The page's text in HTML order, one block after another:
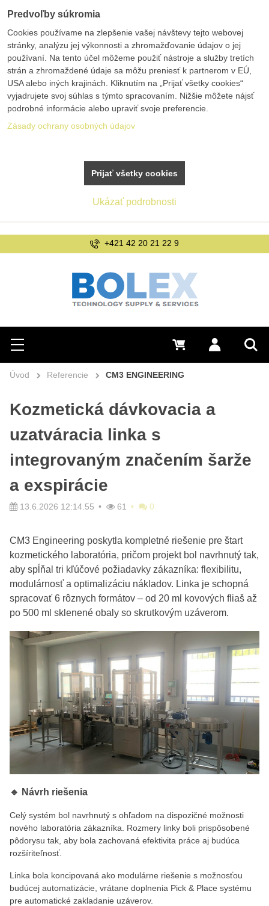
Hľadať
Menu Prihlásiť sa
0 €
+421 42 20 21 22 9
Úvod Referencie CM3 ENGINEERING
Kozmetická dávkovacia a
uzatváracia linka s
integrovaným značením šarže
a exspirácie
13.6.2026 12:14.55 61 0
CM3 Engineering poskytla kompletné riešenie pre štart
kozmetického laboratória, pričom projekt bol navrhnutý tak,
aby spĺňal tri kľúčové požiadavky zákazníka: flexibilitu,
modulárnosť a optimalizáciu nákladov. Linka je schopná
spracovať 6 rôznych formátov – od 20 ml kovových fliaš až
po 500 ml sklenené obaly so skrutkovým uzáverom.
🔹 Návrh riešenia
Celý systém bol navrhnutý s ohľadom na dispozičné možnosti
nového laboratória zákazníka. Rozmery linky boli prispôsobené
pôdorysu tak, aby bola zachovaná efektivita práce aj budúca
rozšíriteľnosť.
Linka bola koncipovaná ako modulárne riešenie s možnosťou
budúcej automatizácie, vrátane doplnenia Pick & Place systému
pre automatické zakladanie uzáverov.
Predvoľby súkromia
Cookies používame na zlepšenie vašej návštevy tejto webovej
stránky, analýzu jej výkonnosti a zhromažďovanie údajov o jej
používaní. Na tento účel môžeme použiť nástroje a služby tretích
strán a zhromaždené údaje sa môžu preniesť k partnerom v EÚ,
USA alebo iných krajinách. Kliknutím na „Prijať všetky cookies“
vyjadrujete svoj súhlas s týmto spracovaním. Nižšie môžete nájsť
podrobné informácie alebo upraviť svoje preferencie.
Zásady ochrany osobných údajov
Ukázať podrobnosti
Prijať všetky cookies